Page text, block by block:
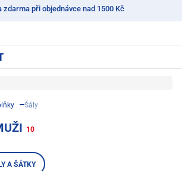
zdarma při objednávce nad 1500 Kč
Šály
10
A ŠÁTKY